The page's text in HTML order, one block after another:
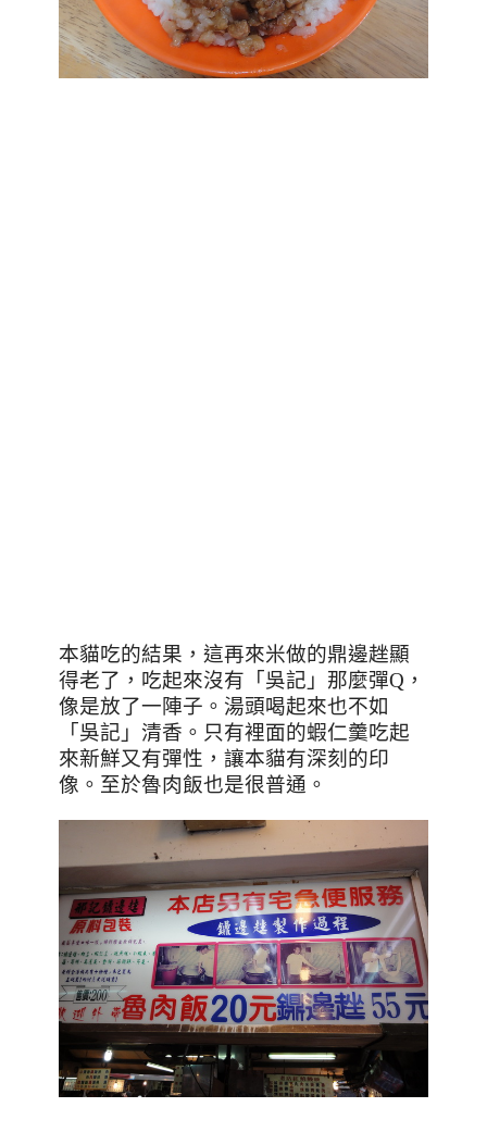
本貓吃的結果，這再來米做的鼎邊趖顯
得老了，吃起來沒有「吳記」那麼彈Q ，
像是放了一陣子。湯頭喝起來也不如
「吳記」清香。只有裡面的蝦仁羹吃起
來新鮮又有彈性，讓本貓有深刻的印
像。至於魯肉飯也是很普通。